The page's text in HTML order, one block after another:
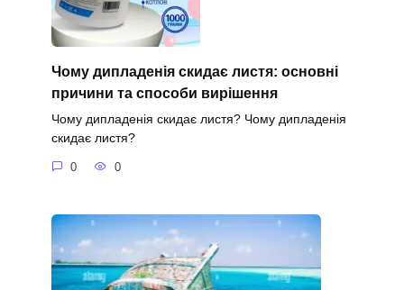
Чому дипладенія скидає листя: основні
причини та способи вирішення
Чому дипладенія скидає листя? Чому дипладенія
скидає листя?
0 0